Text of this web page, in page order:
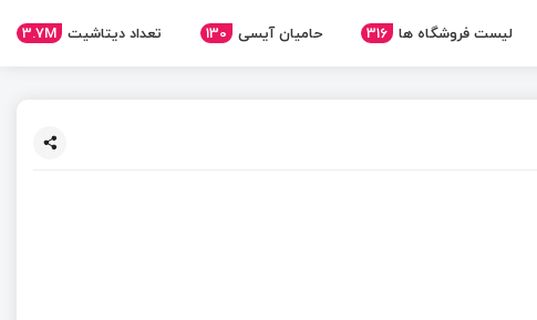
لیست فروشگاه ها 316 حامیان آیسی 130 تعداد دیتاشیت 3.7M